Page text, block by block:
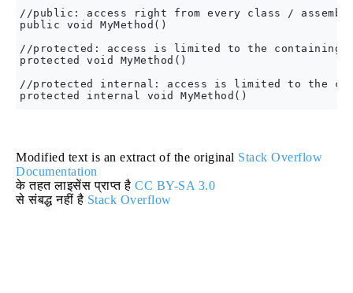
//public: access right from every class /
public void MyMethod()
//protected: access is limited to the containing
protected void MyMethod()
//protected internal: access is limited to the
Modified text is an extract of the original Stack Overflow
Documentation
के तहत लाइसेंस प्राप्त है CC BY-SA 3.0
से संबद्ध नहीं है Stack Overflow